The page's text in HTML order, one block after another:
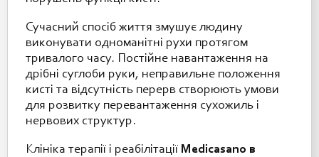
Сучасний спосіб життя змушує людину
виконувати одноманітні рухи протягом
тривалого часу. Постійне навантаження на
дрібні суглоби руки, неправильне положення
кисті та відсутність перерв створюють умови
для розвитку перевантаження сухожиль і
нервових структур.
Клініка терапії і реабілітації Medicasano в